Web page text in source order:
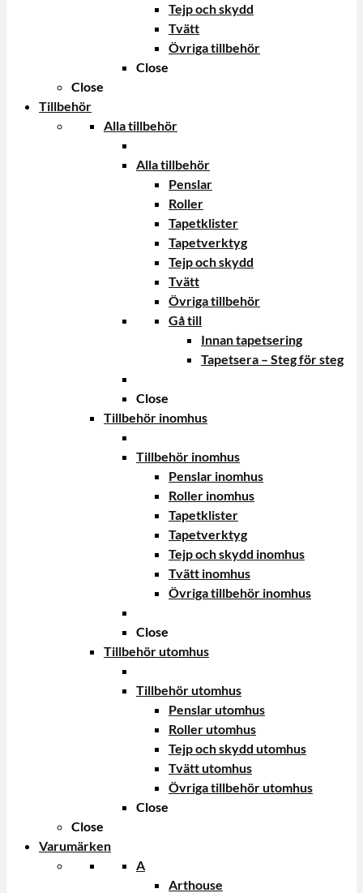
Tejp och skydd
Tvätt
Övriga tillbehör
Close
Close
Tillbehör
Alla tillbehör
Alla tillbehör
Penslar
Roller
Tapetklister
Tapetverktyg
Tejp och skydd
Tvätt
Övriga tillbehör
Gå till
Innan tapetsering
Tapetsera – Steg för steg
Close
Tillbehör inomhus
Tillbehör inomhus
Penslar inomhus
Roller inomhus
Tapetklister
Tapetverktyg
Tejp och skydd inomhus
Tvätt inomhus
Övriga tillbehör inomhus
Close
Tillbehör utomhus
Tillbehör utomhus
Penslar utomhus
Roller utomhus
Tejp och skydd utomhus
Tvätt utomhus
Övriga tillbehör utomhus
Close
Close
Varumärken
A
Arthouse